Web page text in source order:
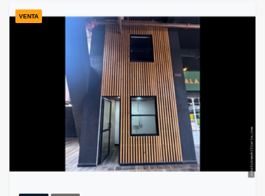
VENTA